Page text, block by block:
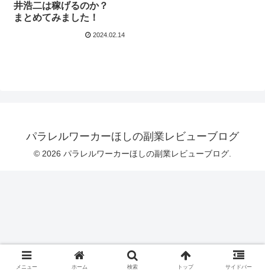
井浩二は稼げるのか？
まとめてみました！
2024.02.14
パラレルワーカーほしの副業レビューブログ
© 2026 パラレルワーカーほしの副業レビューブログ.
メニュー ホーム 検索 トップ サイドバー